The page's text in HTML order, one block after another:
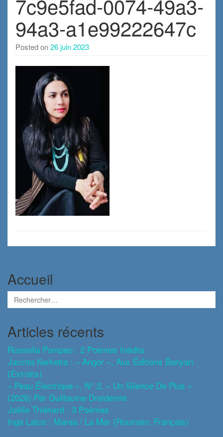
7c9e5fad-0074-49a3-
94a3-a1e99222647c
Posted on26 juin 2023
Accueil
Articles récents
Rossella Pompeo : 2 Poèmes Inédits
Jacinta Kerketta : « Angor », Aux Éditions Banyan
(extraits)
« Peau Électrique », N° 2, « Un Silence De Plus »
(2026) Par Guillaume Dreidemie
Joëlle Thiénard : 3 Poèmes
Inga Latco : Marea / La Mer (roumain, Français)